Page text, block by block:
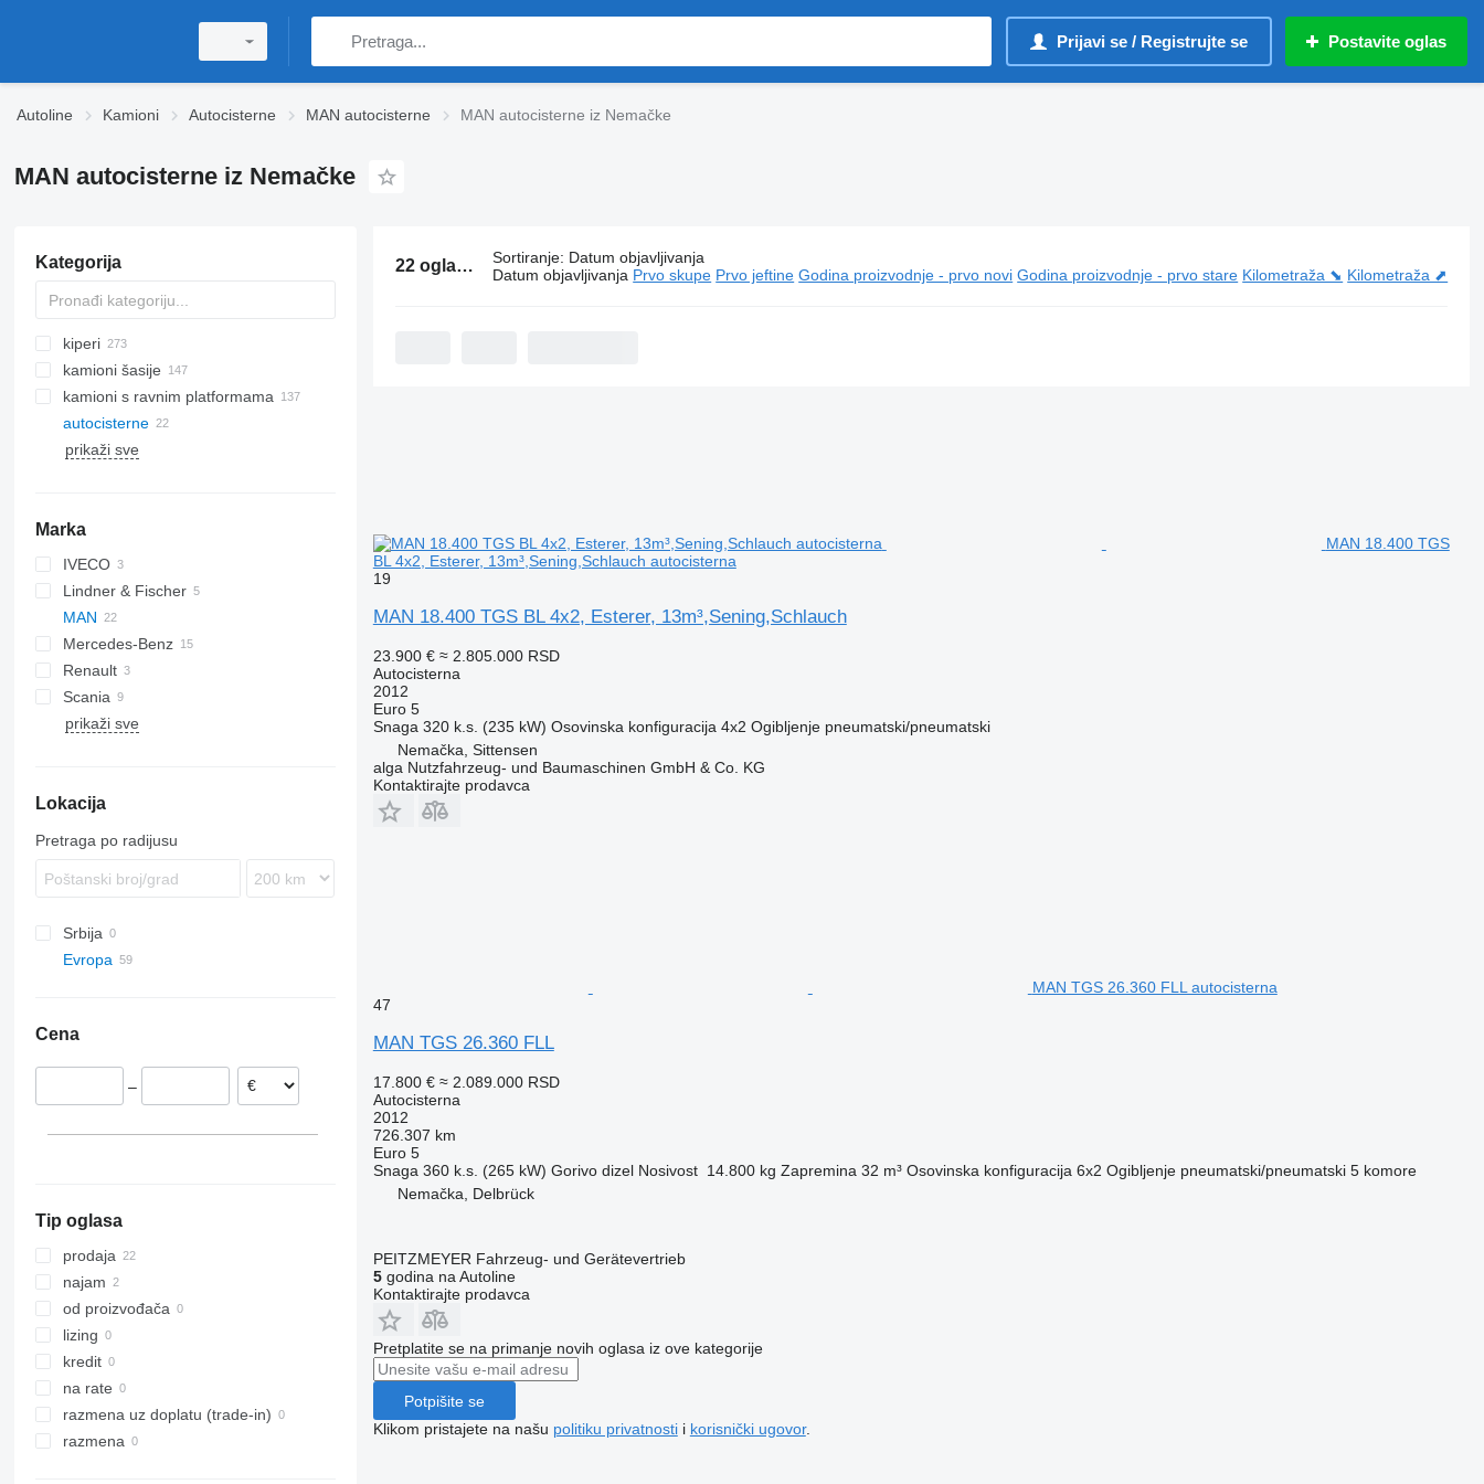
Prijavi se / Registrujte se Postavite oglas
Autoline Kamioni Autocisterne MAN autocisterne MAN autocisterne iz Nemačke
MAN autocisterne iz Nemačke
Kategorija
kiperi
kamioni šasije
kamioni s ravnim platformama
autocisterne
prikaži sve
Marka
IVECO
Stralis
Lindner & Fischer
MAN
TGA
TGA 26
TGA 26.430
TGM
TGM 18.280
TGS
TGS 18.320
TGS 26.400
TGS 26.440
Mercedes-Benz
Actros
Antos
Arocs
Renault
Midliner
Premium
Scania
G-series
FH
prikaži sve
Lokacija
Pretraga po radijusu
Srbija
Evropa
Dresden
Hamburg
Španija
Belgija
Cena
–
Tip oglasa
prodaja
najam
od proizvođača
lizing
kredit
na rate
razmena uz doplatu (trade-in)
razmena
22 oglasa: MAN autocisterne iz Nemačke
Sortiranje: Datum objavljivanja
Datum objavljivanja Prvo skupe Prvo jeftine Godina proizvodnje - prvo novi Godina proizvodnje - prvo stare Kilometraža ⬊ Kilometraža ⬈
MAN 18.400 TGS
BL 4x2, Esterer, 13m³,Sening,Schlauch autocisterna
19
MAN 18.400 TGS BL 4x2, Esterer, 13m³,Sening,Schlauch
23.900 € ≈ 2.805.000 RSD
Autocisterna
2012
Euro 5
Snaga 320 k.s. (235 kW) Osovinska konfiguracija 4x2 Ogibljenje pneumatski/pneumatski
Nemačka, Sittensen
alga Nutzfahrzeug- und Baumaschinen GmbH & Co. KG
Kontaktirajte prodavca
MAN TGS 26.360 FLL autocisterna
47
MAN TGS 26.360 FLL
17.800 € ≈ 2.089.000 RSD
Autocisterna
2012
726.307 km
Euro 5
Snaga 360 k.s. (265 kW) Gorivo dizel Nosivost 14.800 kg Zapremina 32 m³ Osovinska konfiguracija 6x2 Ogibljenje pneumatski/pneumatski 5 komore
Nemačka, Delbrück
PEITZMEYER Fahrzeug- und Gerätevertrieb
5godina na Autoline
Kontaktirajte prodavca
Pretplatite se na primanje novih oglasa iz ove kategorije
Potpišite se
Klikom pristajete na našu politiku privatnostii korisnički ugovor.